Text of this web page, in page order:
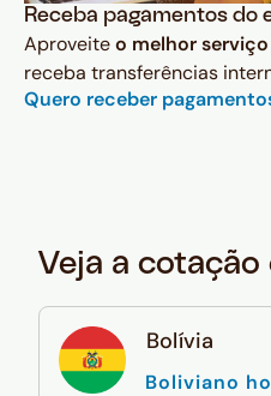
Receba pagamentos do
Aproveiteo melhor
receba transferências
Quero receber
Veja a cotação
Bolívia
Boliviano